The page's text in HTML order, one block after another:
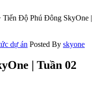
Tiến Độ Phú Đông SkyOne |
dự án Posted By skyone
| Tuần 02